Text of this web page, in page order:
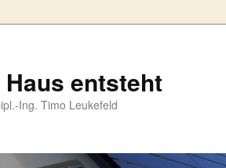
entsteht
Ing. Timo Leukefeld